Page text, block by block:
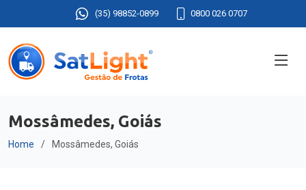
(35) 98852-0899 0800 026 0707
Mossâmedes, Goiás
Home Mossâmedes, Goiás